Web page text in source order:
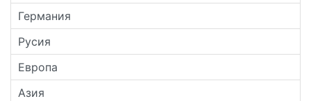
Германия
Русия
Европа
Азия